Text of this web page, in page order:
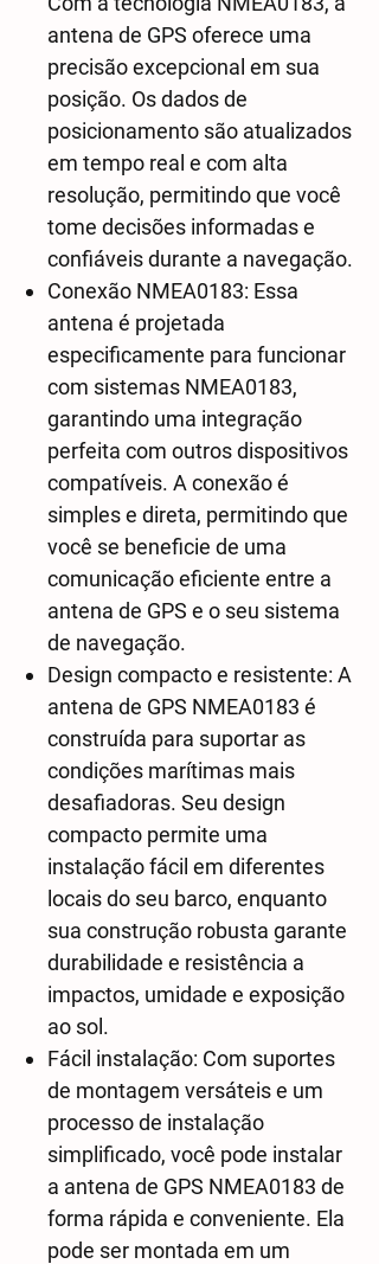
antena de GPS oferece uma
precisão excepcional em sua
posição. Os dados de
posicionamento são atualizados
em tempo real e com alta
resolução, permitindo que você
tome decisões informadas e
confiáveis durante a navegação.
Conexão NMEA0183: Essa
antena é projetada
especificamente para funcionar
com sistemas NMEA0183,
garantindo uma integração
perfeita com outros dispositivos
compatíveis. A conexão é
simples e direta, permitindo que
você se beneficie de uma
comunicação eficiente entre a
antena de GPS e o seu sistema
de navegação.
Design compacto e resistente: A
antena de GPS NMEA0183 é
construída para suportar as
condições marítimas mais
desafiadoras. Seu design
compacto permite uma
instalação fácil em diferentes
locais do seu barco, enquanto
sua construção robusta garante
durabilidade e resistência a
impactos, umidade e exposição
ao sol.
Fácil instalação: Com suportes
de montagem versáteis e um
processo de instalação
simplificado, você pode instalar
a antena de GPS NMEA0183 de
forma rápida e conveniente. Ela
pode ser montada em um